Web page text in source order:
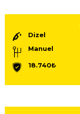
Dizel
Manuel
18.740₺